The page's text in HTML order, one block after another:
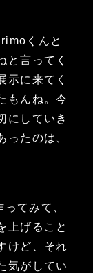
くんと
と言ってく
示に来てく
もんね。今
にしていき
ったのは、
てみて、
上げること
けど、それ
気がしてい